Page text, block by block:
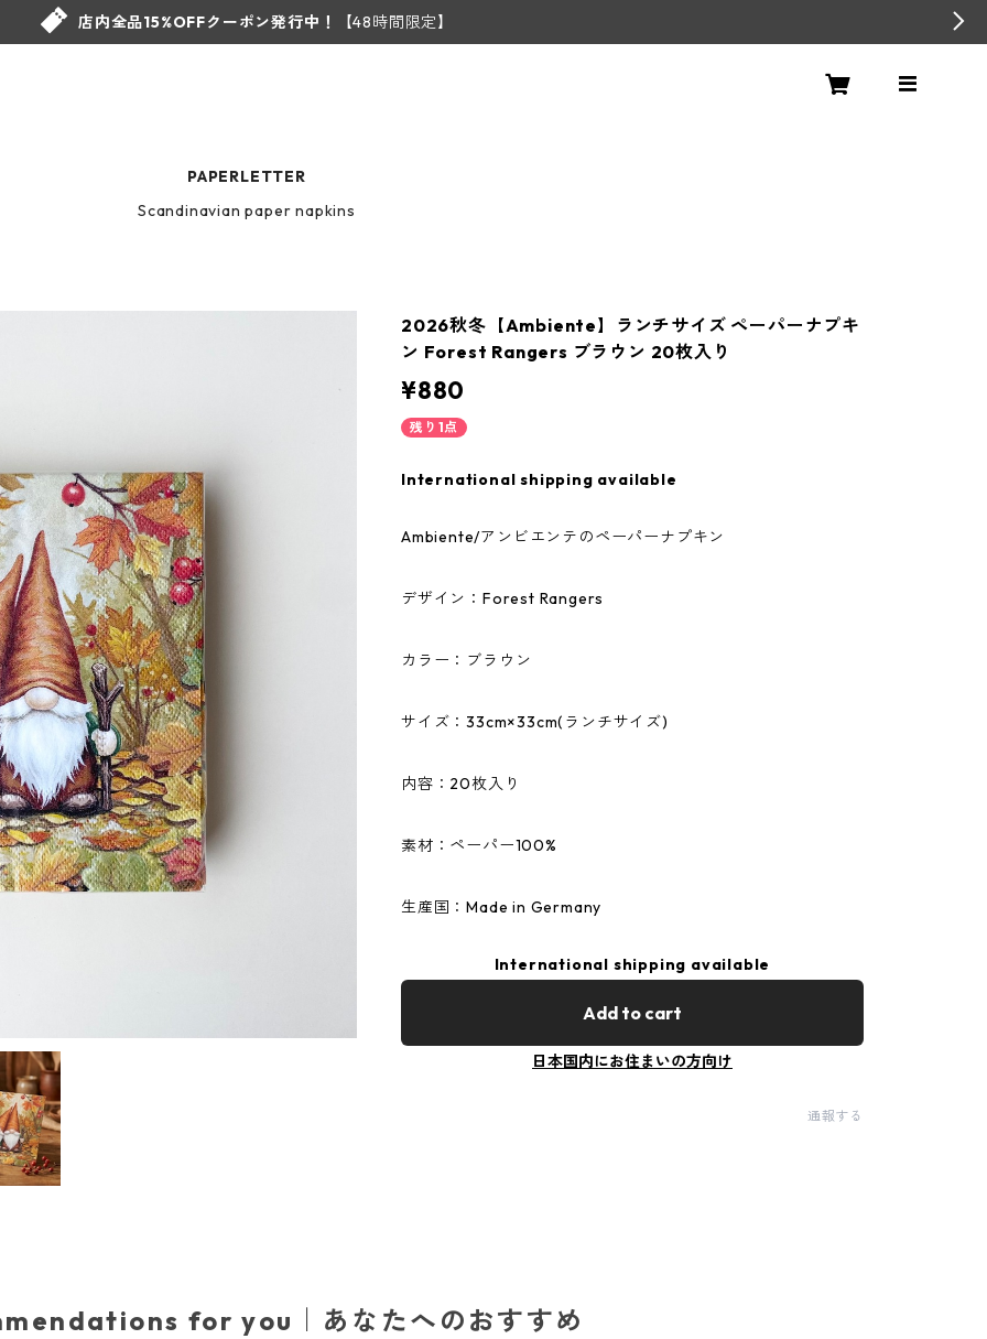
店内全品15%OFFクーポン発行中！ 【48時間限定】
PAPERLETTER
Scandinavian paper napkins
2026秋冬【Ambiente】ランチサイズ ペーパーナプキ
ン Forest Rangers ブラウン 20枚入り
¥880
残り1点
International shipping available
Ambiente/アンビエンテのペーパーナプキン
デザイン：Forest Rangers
カラー：ブラウン
サイズ：33cm×33cm(ランチサイズ)
内容：20枚入り
素材：ペーパー100%
生産国：Made in Germany
International shipping available
Add to cart
日本国内にお住まいの方向け
通報する
for you｜あなたへのおすすめ